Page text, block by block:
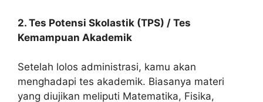
2. Tes Potensi Skolastik (TPS) / Tes
Kemampuan Akademik
Setelah lolos administrasi, kamu akan
menghadapi tes akademik. Biasanya materi
yang diujikan meliputi Matematika, Fisika,